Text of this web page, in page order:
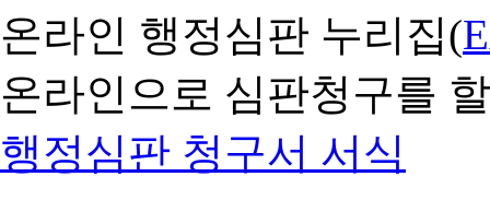
온라인 행정심판 누리집(
온라인으로 심판청구를
행정심판 청구서 서식